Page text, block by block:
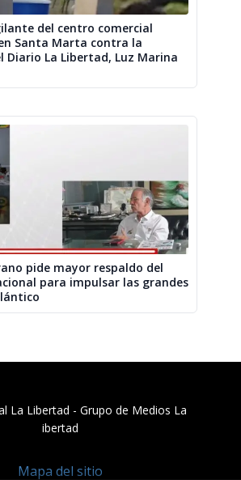
del centro comercial
Santa Marta contra la
Diario La Libertad, Luz Marina
pide mayor respaldo del
para impulsar las grandes
La Libertad​ - Grupo de Medios La
ibertad
Mapa del sitio